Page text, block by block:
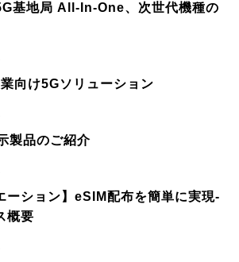
基地局 All-In-One、次世代機種の
向け5Gソリューション
製品のご紹介
ーション】eSIM配布を簡単に実現-
概要